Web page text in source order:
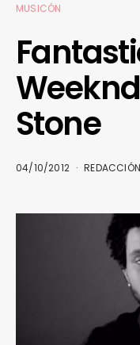
MUSICÓN
Stone
04/10/2012 REDACCIÓN